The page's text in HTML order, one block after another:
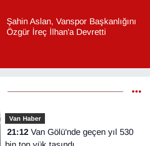
Şahin Aslan, Vanspor Başkanlığını
Özgür İreç İlhan'a Devretti
Van Haber
21:12Van Gölü'nde geçen yıl 530